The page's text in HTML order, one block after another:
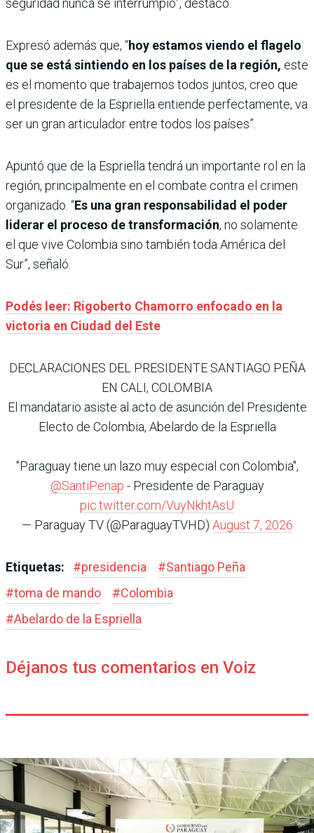
seguridad nunca se interrumpió”, destacó.
Expresó además que, “hoy estamos viendo el flagelo
que se está sintiendo en los países de la región, este
es el momento que trabajemos todos juntos, creo que
el presidente de la Espriella entiende perfectamente, va
ser un gran articulador entre todos los países”.
Apuntó que de la Espriella tendrá un importante rol en la
región, principalmente en el combate contra el crimen
organizado. “Es una gran responsabilidad el poder
liderar el proceso de transformación, no solamente
el que vive Colombia sino también toda América del
Sur”, señaló.
Podés leer: Rigoberto Chamorro enfocado en la
victoria en Ciudad del Este
DECLARACIONES DEL PRESIDENTE SANTIAGO PEÑA
EN CALI, COLOMBIA
El mandatario asiste al acto de asunción del Presidente
Electo de Colombia, Abelardo de la Espriella
"Paraguay tiene un lazo muy especial con Colombia",
@SantiPenap - Presidente de Paraguay
pic.twitter.com/VuyNkhtAsU
— Paraguay TV (@ParaguayTVHD) August 7, 2026
Etiquetas: #presidencia #Santiago Peña
#toma de mando #Colombia
#Abelardo de la Espriella
Déjanos tus comentarios en Voiz